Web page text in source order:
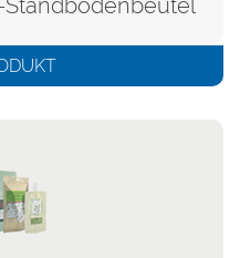
Standbodenbeutel